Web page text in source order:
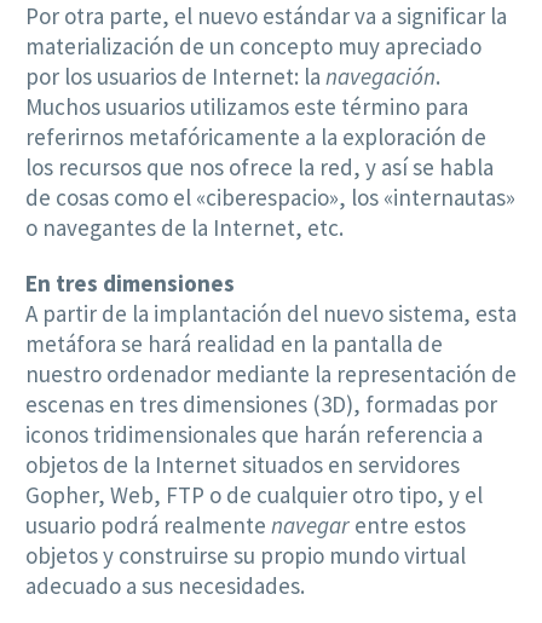
Por otra parte, el nuevo estándar va a significar la
materialización de un concepto muy apreciado
por los usuarios de Internet: la navegación.
Muchos usuarios utilizamos este término para
referirnos metafóricamente a la exploración de
los recursos que nos ofrece la red, y así se habla
de cosas como el «ciberespacio», los «internautas»
o navegantes de la Internet, etc.
En tres dimensiones
A partir de la implantación del nuevo sistema, esta
metáfora se hará realidad en la pantalla de
nuestro ordenador mediante la representación de
escenas en tres dimensiones (3D), formadas por
iconos tridimensionales que harán referencia a
objetos de la Internet situados en servidores
Gopher, Web, FTP o de cualquier otro tipo, y el
usuario podrá realmente navegar entre estos
objetos y construirse su propio mundo virtual
adecuado a sus necesidades.